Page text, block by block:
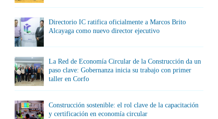
Directorio IC ratifica oficialmente a Marcos Brito
Alcayaga como nuevo director ejecutivo
La Red de Economía Circular de la Construcción da un
paso clave: Gobernanza inicia su trabajo con primer
taller en Corfo
Construcción sostenible: el rol clave de la capacitación
y certificación en economía circular